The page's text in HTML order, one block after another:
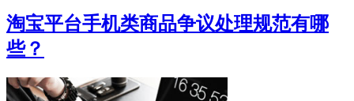
淘宝平台手机类商品争议处理规范有哪
些？